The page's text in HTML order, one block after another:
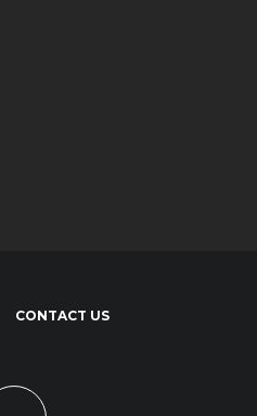
CONTACT US